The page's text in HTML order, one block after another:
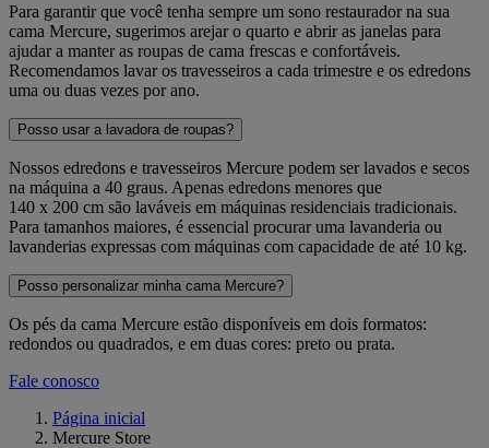
Para garantir que você tenha sempre um sono restaurador na sua
cama Mercure, sugerimos arejar o quarto e abrir as janelas para
ajudar a manter as roupas de cama frescas e confortáveis.
Recomendamos lavar os travesseiros a cada trimestre e os edredons
uma ou duas vezes por ano.
Posso usar a lavadora de roupas?
Nossos edredons e travesseiros Mercure podem ser lavados e secos
na máquina a 40 graus. Apenas edredons menores que
140 x 200 cm são laváveis em máquinas residenciais tradicionais.
Para tamanhos maiores, é essencial procurar uma lavanderia ou
lavanderias expressas com máquinas com capacidade de até 10 kg.
Posso personalizar minha cama Mercure?
Os pés da cama Mercure estão disponíveis em dois formatos:
redondos ou quadrados, e em duas cores: preto ou prata.
Fale conosco
Página inicial
Mercure Store